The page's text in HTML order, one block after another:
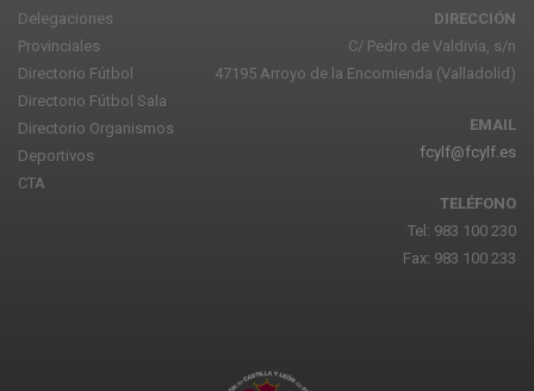
Delegaciones
Provinciales
Directorio Fútbol
Directorio Fútbol Sala
Directorio Organismos
Deportivos
CTA
DIRECCIÓN
C/ Pedro de Valdivia, s/n
47195 Arroyo de la Encomienda (Valladolid)
EMAIL
fcylf@fcylf.es
TELÉFONO
Tel: 983 100 230
Fax: 983 100 233